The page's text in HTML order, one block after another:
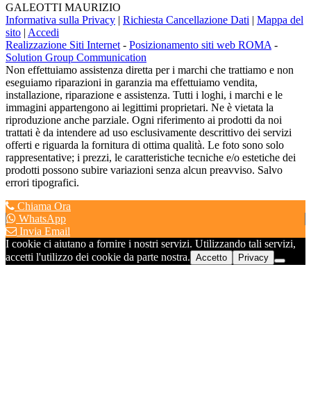
GALEOTTI MAURIZIO
Informativa sulla Privacy | Richiesta Cancellazione Dati | Mappa del
sito | Accedi
Realizzazione Siti Internet - Posizionamento siti web ROMA -
Solution Group Communication
Non effettuiamo assistenza diretta per i marchi che trattiamo e non
eseguiamo riparazioni in garanzia ma effettuiamo vendita,
installazione, riparazione e assistenza. Tutti i loghi, i marchi e le
immagini appartengono ai legittimi proprietari. Ne è vietata la
riproduzione anche parziale. Ogni riferimento ai prodotti da noi
trattati è da intendere ad uso esclusivamente descrittivo dei servizi
offerti e riguarda la fornitura di ottima qualità. Le foto sono solo
rappresentative; i prezzi, le caratteristiche tecniche e/o estetiche dei
prodotti possono subire variazioni senza alcun preavviso. Salvo
errori tipografici.
Chiama Ora
WhatsApp
Invia Email
I cookie ci aiutano a fornire i nostri servizi. Utilizzando tali servizi,
accetti l'utilizzo dei cookie da parte nostra. Accetto Privacy